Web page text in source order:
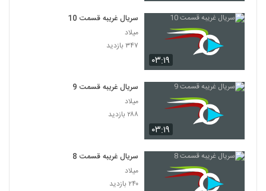
۰۳:۱۹
سریال غریبه قسمت 10
میلاد
۳۴۷ بازدید
۰۳:۱۹
سریال غریبه قسمت 9
میلاد
۲۸۸ بازدید
سریال غریبه قسمت 8
میلاد
۲۴۰ بازدید